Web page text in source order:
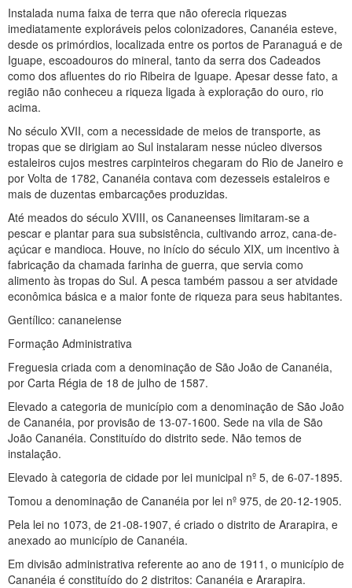
Instalada numa faixa de terra que não oferecia riquezas
imediatamente exploráveis pelos colonizadores, Cananéia esteve,
desde os primórdios, localizada entre os portos de Paranaguá e de
Iguape, escoadouros do mineral, tanto da serra dos Cadeados
como dos afluentes do rio Ribeira de Iguape. Apesar desse fato, a
região não conheceu a riqueza ligada à exploração do ouro, rio
acima.
No século XVII, com a necessidade de meios de transporte, as
tropas que se dirigiam ao Sul instalaram nesse núcleo diversos
estaleiros cujos mestres carpinteiros chegaram do Rio de Janeiro e
por Volta de 1782, Cananéia contava com dezesseis estaleiros e
mais de duzentas embarcações produzidas.
Até meados do século XVIII, os Cananeenses limitaram-se a
pescar e plantar para sua subsistência, cultivando arroz, cana-de-
açúcar e mandioca. Houve, no início do século XIX, um incentivo à
fabricação da chamada farinha de guerra, que servia como
alimento às tropas do Sul. A pesca também passou a ser atvidade
econômica básica e a maior fonte de riqueza para seus habitantes.
Gentílico: cananeiense
Formação Administrativa
Freguesia criada com a denominação de São João de Cananéia,
por Carta Régia de 18 de julho de 1587.
Elevado a categoria de município com a denominação de São João
de Cananéia, por provisão de 13-07-1600. Sede na vila de São
João Cananéia. Constituído do distrito sede. Não temos de
instalação.
Elevado à categoria de cidade por lei municipal nº 5, de 6-07-1895.
Tomou a denominação de Cananéia por lei nº 975, de 20-12-1905.
Pela lei no 1073, de 21-08-1907, é criado o distrito de Ararapira, e
anexado ao município de Cananéia.
Em divisão administrativa referente ao ano de 1911, o município de
Cananéia é constituído do 2 distritos: Cananéia e Ararapira.